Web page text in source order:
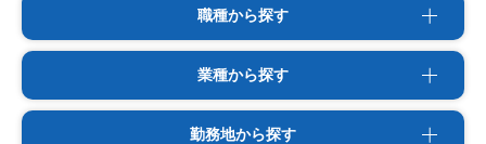
職種から探す
業種から探す
勤務地から探す